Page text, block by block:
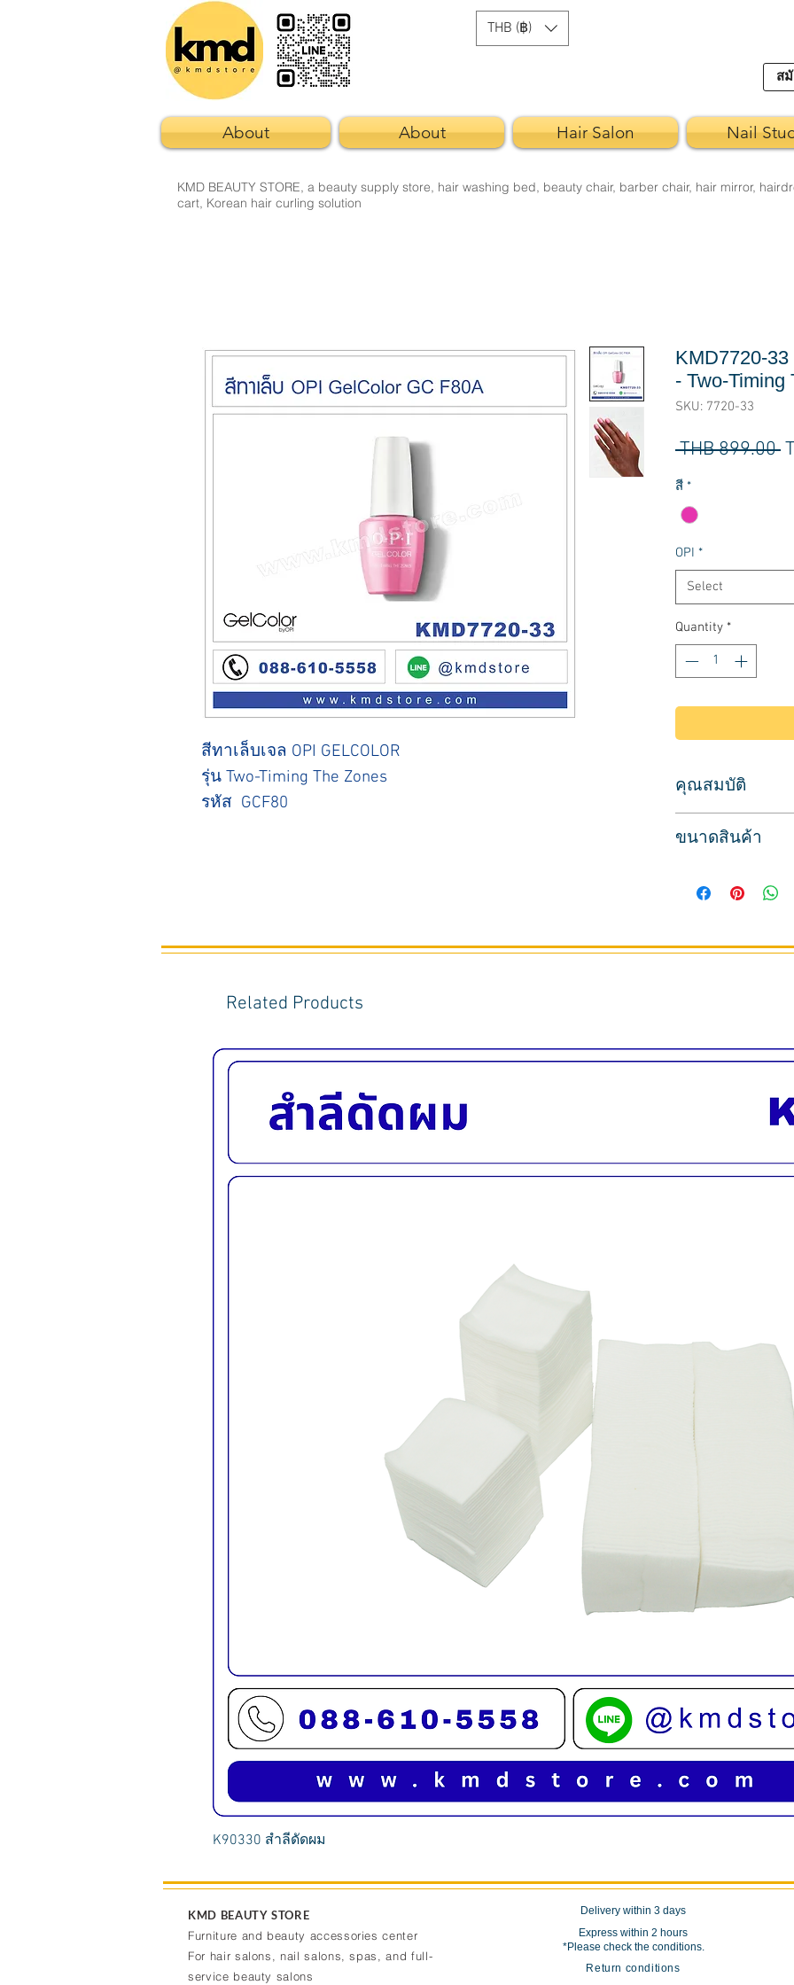
THB (฿)
ส
About About Hair Salon Nail
KMD BEAUTY STORE, a beauty supply store, hair washing bed, beauty chair, barber chair, hair mirror,
cart, Korean hair curling solution
สีทาเล็บเจล OPI GELCOLOR
รุ่น Two-Timing The Zones
รหัส GCF80
KMD7720-
- Two-Timing
SKU: 7720-33
THB 899.00
สี *
OPI *
Select
Quantity *
คุณสมบัติ
รุ่น OPI GELCOLOR
ขนาดสินค้า
สินค้านำเข้าจากประ
Related Products
K90330 สำลีดัดผม
KMD BEAUTY STORE
Furniture and beauty accessories center
For hair salons, nail salons, spas, and full-
service beauty salons
Delivery within 3 days
Express within 2 hours
*Please check the conditions.
Return conditions